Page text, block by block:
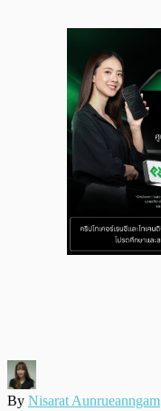
By Nisarat Aunrueanngam